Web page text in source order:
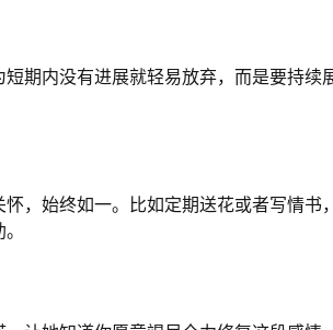
期内没有进展就轻易放弃，而是要持续
，始终如一。比如定期送花或者写情书